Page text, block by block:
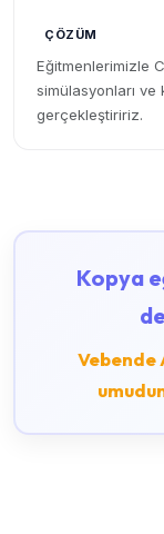
ÇÖZÜM
Eğitmenlerimizle
simülasyonları ve
gerçekleştiririz.
Kopya
Vebende